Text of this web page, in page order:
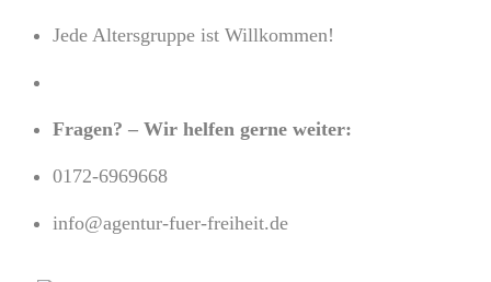
Jede Altersgruppe ist Willkommen!
Fragen? – Wir helfen gerne weiter:
0172-6969668
info@agentur-fuer-freiheit.de